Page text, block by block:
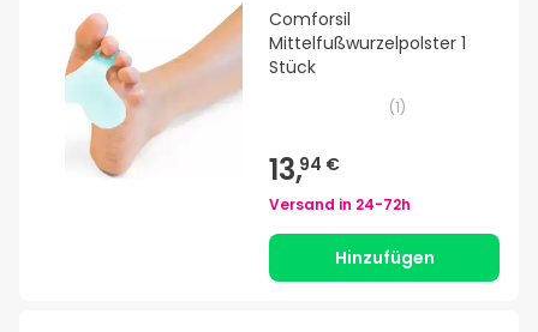
Comforsil
Mittelfußwurzelpolster 1
Stück
(1)
13,94 €
Versand in 24-72h
Hinzufügen